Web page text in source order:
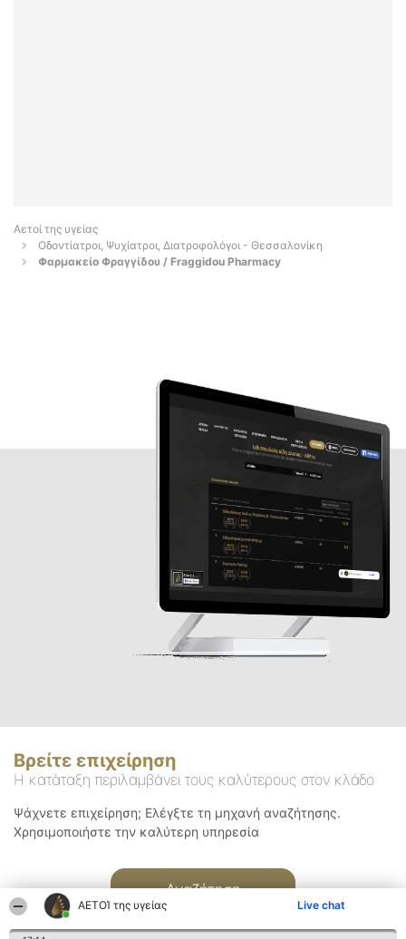
ΑΕΤΟΊ της υγείας Live chat
Αετοί της υγείας
Οδοντίατροι, Ψυχίατροι, Διατροφολόγοι - Θεσσαλονίκη
Φαρμακείο Φραγγίδου / Fraggidou Pharmacy
Βρείτε επιχείρηση
Η κατάταξη περιλαμβάνει τους καλύτερους στον κλάδο
Ψάχνετε επιχείρηση; Ελέγξτε τη μηχανή αναζήτησης.
Χρησιμοποιήστε την καλύτερη υπηρεσία
Αναζήτηση